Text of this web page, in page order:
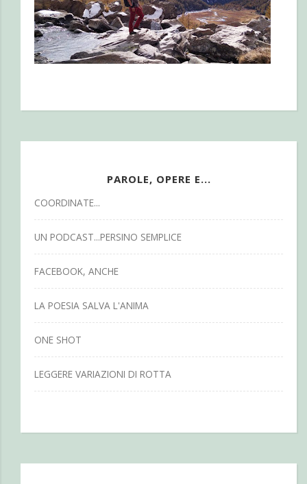
PAROLE, OPERE E...
COORDINATE...
UN PODCAST...PERSINO SEMPLICE
FACEBOOK, ANCHE
LA POESIA SALVA L'ANIMA
ONE SHOT
LEGGERE VARIAZIONI DI ROTTA